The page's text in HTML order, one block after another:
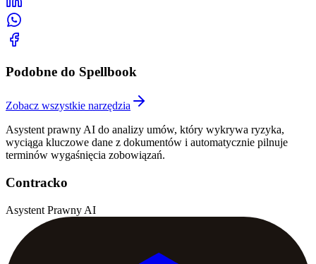
Podobne do Spellbook
Zobacz wszystkie narzędzia
Asystent prawny AI do analizy umów, który wykrywa ryzyka,
wyciąga kluczowe dane z dokumentów i automatycznie pilnuje
terminów wygaśnięcia zobowiązań.
Contracko
Asystent Prawny AI